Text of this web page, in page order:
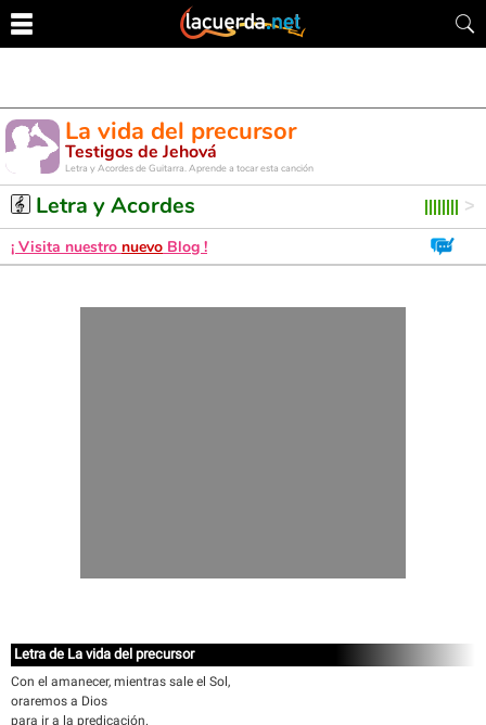
La vida del precursor
Testigos de Jehová
Letra y Acordes de Guitarra. Aprende a tocar esta canción
Letra y Acordes
¡ Visita nuestro nuevo Blog !
Letra de La vida del precursor
Con el amanecer, mientras sale el Sol,
oraremos a Dios
para ir a la predicación.